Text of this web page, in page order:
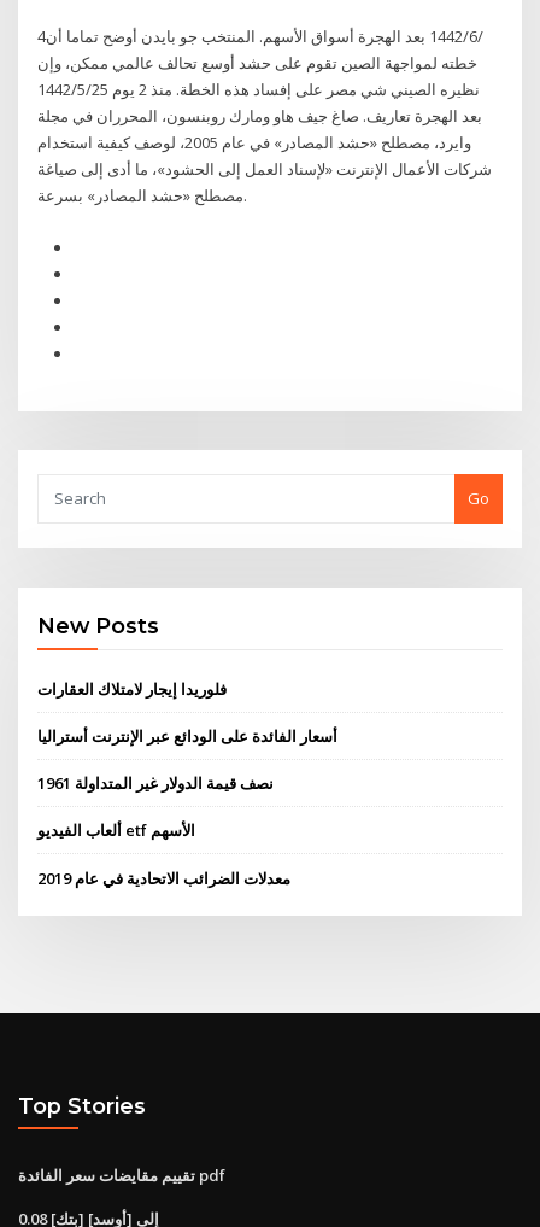
4‏‏/6‏‏/1442 بعد الهجرة أسواق الأسهم. المنتخب جو بايدن أوضح تماما أن
خطته لمواجهة الصين تقوم على حشد أوسع تحالف عالمي ممكن، وإن
نظيره الصيني شي مصر على إفساد هذه الخطة. منذ 2 يوم 25‏‏/5‏‏/1442
بعد الهجرة تعاريف. صاغ جيف هاو ومارك روبنسون، المحرران في مجلة
وايرد، مصطلح «حشد المصادر» في عام 2005، لوصف كيفية استخدام
شركات الأعمال الإنترنت «لإسناد العمل إلى الحشود»، ما أدى إلى صياغة
مصطلح «حشد المصادر» بسرعة.
Go
New Posts
فلوريدا إيجار لامتلاك العقارات
أسعار الفائدة على الودائع عبر الإنترنت أستراليا
1961 نصف قيمة الدولار غير المتداولة
ألعاب الفيديو etf الأسهم
معدلات الضرائب الاتحادية في عام 2019
Top Stories
تقييم مقايضات سعر الفائدة pdf
0.08 [بتك] إلى [أوسد]